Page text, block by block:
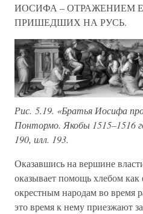
ИОСИФА – ОТРАЖЕНИЕМ
ПРИШЕДШИХ НА РУСЬ.
Рис. 5.19. «Братья Иосифа
Понтормо. Якобы 1515–1516
190, илл. 193.
Оказавшись на вершине
оказывает помощь хлебом как
окрестным народам во время
это время к нему приезжают